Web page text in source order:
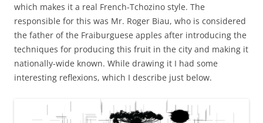
which makes it a real French-Tchozino style. The
responsible for this was Mr. Roger Biau, who is considered
the father of the Fraiburguese apples after introducing the
techniques for producing this fruit in the city and making it
nationally-wide known. While drawing it I had some
interesting reflexions, which I describe just below.